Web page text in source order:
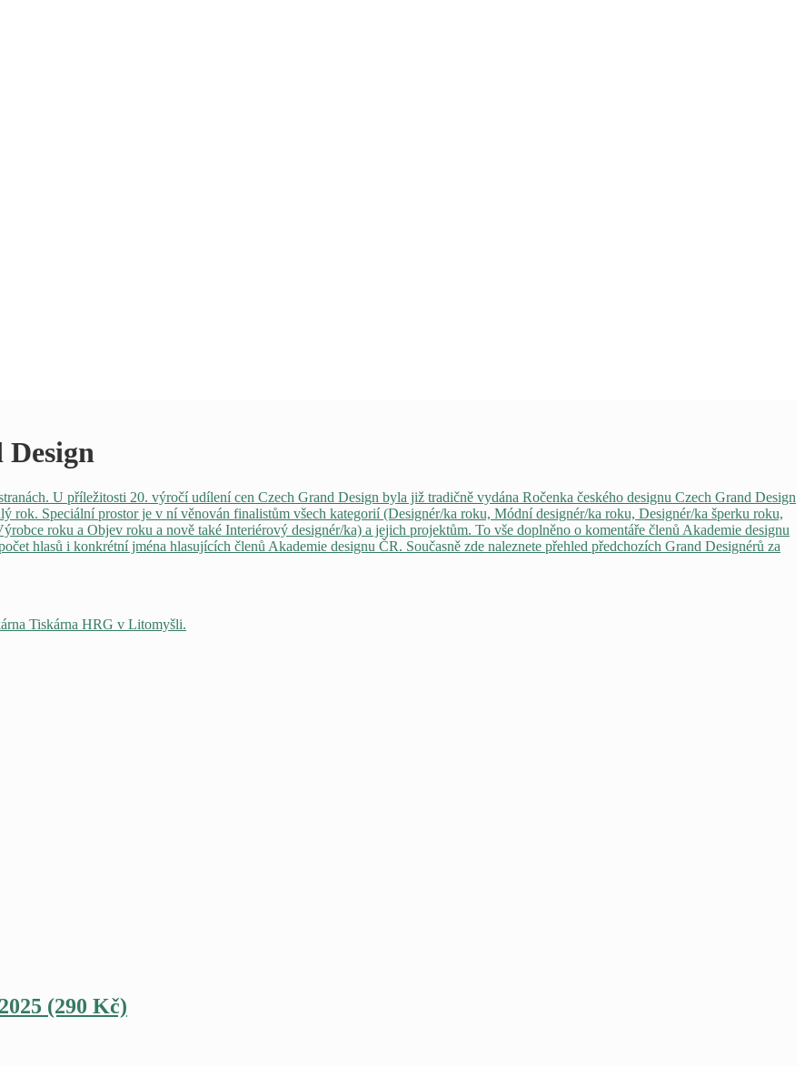
U příležitosti 20. výročí udílení cen Czech Grand Design byla již tradičně vydána Ročenka českého designu Czech Grand Design
rok. Speciální prostor je v ní věnován finalistům všech kategorií (Designér/ka roku, Módní designér/ka roku, Designér/ka šperku roku,
roku a Objev roku a nově také Interiérový designér/ka) a jejich projektům. To vše doplněno o komentáře členů Akademie designu
hlasů i konkrétní jména hlasujících členů Akademie designu ČR. Současně zde naleznete přehled předchozích Grand Designérů za
Tiskárna HRG v Litomyšli.
(290 Kč)